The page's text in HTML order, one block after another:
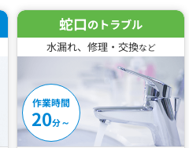
蛇口のトラブル
水漏れ、修理・交換など
作業時間
20分～